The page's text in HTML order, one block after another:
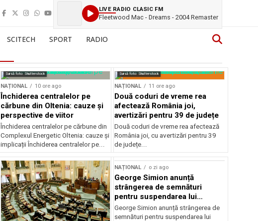
LIVE RADIO CLASIC FM
Fleetwood Mac - Dreams - 2004 Remaster
SCITECH SPORT RADIO
Sursă foto: Shutterstock
NAȚIONAL 10 ore ago
Închiderea centralelor pe
cărbune din Oltenia: cauze și
perspective de viitor
Închiderea centralelor pe cărbune din
Complexul Energetic Oltenia: cauze și
implicații Închiderea centralelor pe...
Sursă foto: Shutterstock
NAȚIONAL 11 ore ago
Două coduri de vreme rea
afectează România joi,
avertizări pentru 39 de județe
Două coduri de vreme rea afectează
România joi, cu avertizări pentru 39
de județe...
NAȚIONAL o zi ago
George Simion anunță
strângerea de semnături
pentru suspendarea lui
Nicușor Dan
George Simion anunță strângerea de
semnături pentru suspendarea lui